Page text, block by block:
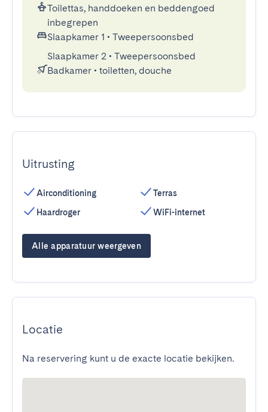
Toilettas, handdoeken en beddengoed
inbegrepen
Slaapkamer 1 • Tweepersoonsbed
Slaapkamer 2 • Tweepersoonsbed
Badkamer • toiletten, douche
Uitrusting
Airconditioning
Haardroger
Terras
WiFi-internet
Alle apparatuur weergeven
Locatie
Na reservering kunt u de exacte locatie bekijken.